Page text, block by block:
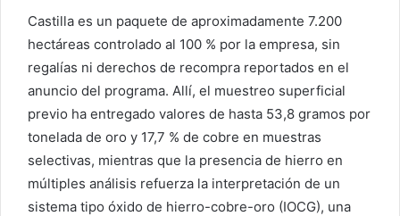
Castilla es un paquete de aproximadamente 7.200
hectáreas controlado al 100 % por la empresa, sin
regalías ni derechos de recompra reportados en el
anuncio del programa. Allí, el muestreo superficial
previo ha entregado valores de hasta 53,8 gramos por
tonelada de oro y 17,7 % de cobre en muestras
selectivas, mientras que la presencia de hierro en
múltiples análisis refuerza la interpretación de un
sistema tipo óxido de hierro-cobre-oro (IOCG), una